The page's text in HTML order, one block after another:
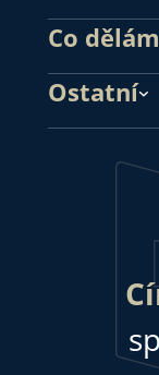
Co
Ostatní